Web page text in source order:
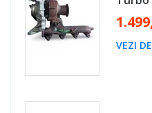
VEZI